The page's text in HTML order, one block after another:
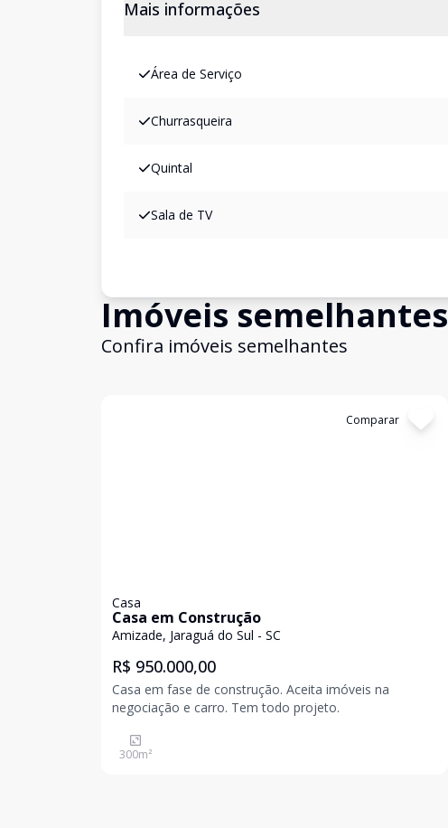
Mais informações
Área de Serviço
Churrasqueira
Quintal
Sala de TV
Imóveis semelhantes
Confira imóveis semelhantes
Comparar
Casa
Casa em Construção
Amizade, Jaraguá do Sul - SC
R$ 950.000,00
Casa em fase de construção. Aceita imóveis na
negociação e carro. Tem todo projeto.
300m²